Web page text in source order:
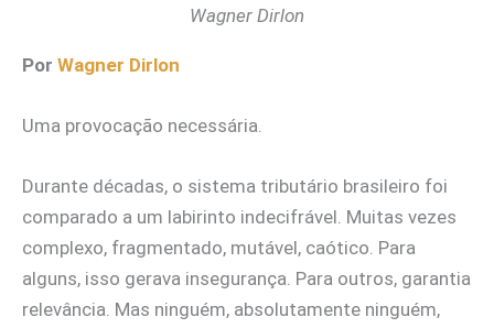
Wagner Dirlon
Por Wagner Dirlon
Uma provocação necessária.
Durante décadas, o sistema tributário brasileiro foi
comparado a um labirinto indecifrável. Muitas vezes
complexo, fragmentado, mutável, caótico. Para
alguns, isso gerava insegurança. Para outros, garantia
relevância. Mas ninguém, absolutamente ninguém,